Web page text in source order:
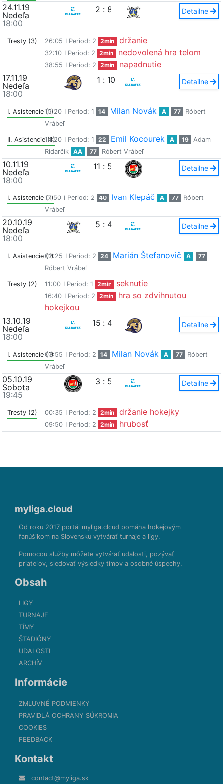
24.11.19
Nedeľa
18:00
2 : 8 Detailne
Tresty (3) 26:05 I Period: 2 2min držanie
32:10 I Period: 2 2min nedovolená hra telom
38:55 I Period: 2 2min
napadnutie
17.11.19
Nedeľa
18:00
1 : 10 Detailne
I. Asistencie (1)15:20 I Period: 1 14 Milan Novák A 77
Róbert
Vrábeľ
II. Asistencie (1)
14:20 I Period: 1 22 Emil Kocourek A 19
Adam
Ridarčik
AA 77 Róbert Vrábeľ
10.11.19
Nedeľa
18:00
11 : 5 Detailne
I. Asistencie (1)17:50 I Period: 2 40 Ivan Klepáč A 77
Róbert
Vrábeľ
20.10.19
Nedeľa
18:00
5 : 4 Detailne
I. Asistencie (1)02:25 I Period: 2 24 Marián Štefanovič A
77
Róbert Vrábeľ
Tresty (2) 11:00 I Period: 1 2min seknutie
16:40 I Period: 2 2min
hra so zdvihnutou
hokejkou
13.10.19
Nedeľa
18:00
15 : 4 Detailne
I. Asistencie (1)03:55 I Period: 2 14 Milan Novák A 77
Róbert
Vrábeľ
05.10.19
Sobota
19:45
3 : 5 Detailne
Tresty (2) 00:35 I Period: 2 2min držanie hokejky
09:50 I Period: 2 2min hrubosť
myliga.cloud
Od roku 2017 portál myliga.cloud pomáha hokejovým
fanúšikom na Slovensku vytvárať turnaje a ligy.
Pomocou služby môžete vytvárať udalosti, pozývať
priateľov, sledovať výsledky tímov a osobné úspechy.
Obsah
LIGY
TURNAJE
TÍMY
ŠTADIÓNY
UDALOSTI
ARCHÍV
Informácie
ZMLUVNÉ PODMIENKY
PRAVIDLÁ OCHRANY SÚKROMIA
COOKIES
FEEDBACK
Kontakt
contact@myliga.sk